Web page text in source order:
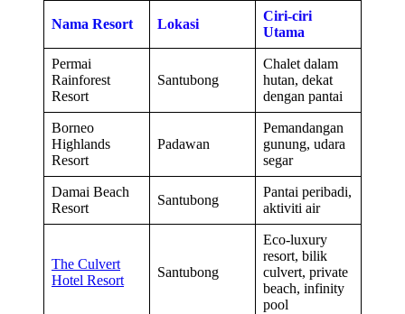
Nama Resort Lokasi
Ciri-ciri
Utama
Permai
Rainforest
Resort
Santubong
Chalet dalam
hutan, dekat
dengan pantai
Borneo
Highlands
Resort
Padawan
Pemandangan
gunung, udara
segar
Damai Beach
Resort
Santubong
Pantai peribadi,
aktiviti air
The Culvert
Hotel Resort
Santubong
Eco-luxury
resort, bilik
culvert, private
beach, infinity
pool